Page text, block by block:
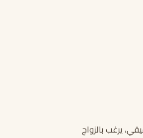
يرغب بالزواج